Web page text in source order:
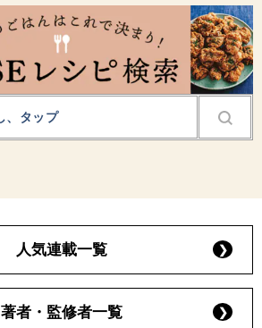
人気連載一覧
著者・監修者一覧